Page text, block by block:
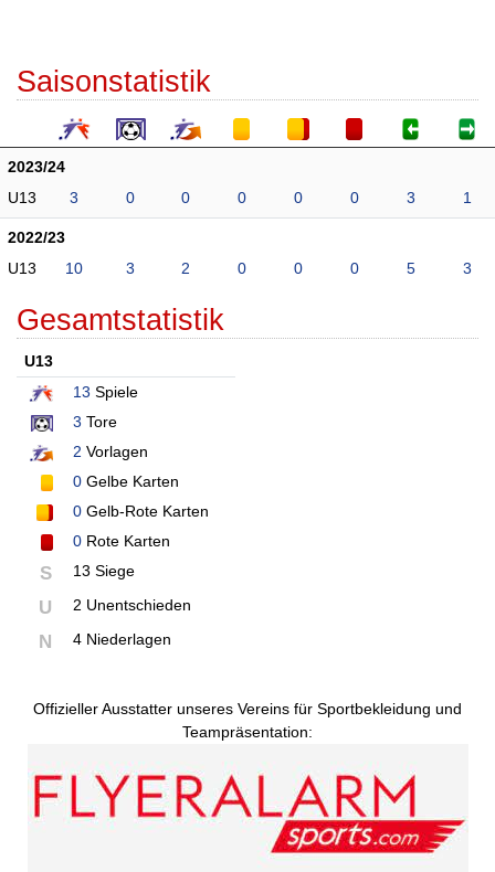
Saisonstatistik
2023/24
U13
3 0 0 0 0 0 3 1
2022/23
U13
10 3 2 0 0 0 5 3
Gesamtstatistik
U13
13 Spiele
3 Tore
2 Vorlagen
0 Gelbe Karten
0 Gelb-Rote Karten
0 Rote Karten
S 13 Siege
U 2 Unentschieden
N 4 Niederlagen
Offizieller Ausstatter unseres Vereins für Sportbekleidung und
Teampräsentation: